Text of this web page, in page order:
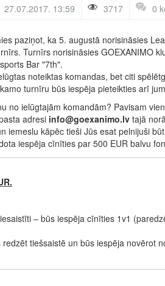
27.07.2017. 13:59 3717 0
paziņot, ka 5. augustā norisināsies
Turnīrs norisināsies GOEXANIMO
Bar "7th".
noteiktas komandas, bet citi
turnīru būs iespēja pieteikties arī
no ielūgtajām komandām? Pavisam
adresi info@goexanimo.lv tajā
iemeslu kāpēc tieši Jūs esat pelnijuši
iespēja cīnīties par 500 EUR balvu
– būs iespēja cīnīties 1v1
tiešsaistē un būs iespēja novērot